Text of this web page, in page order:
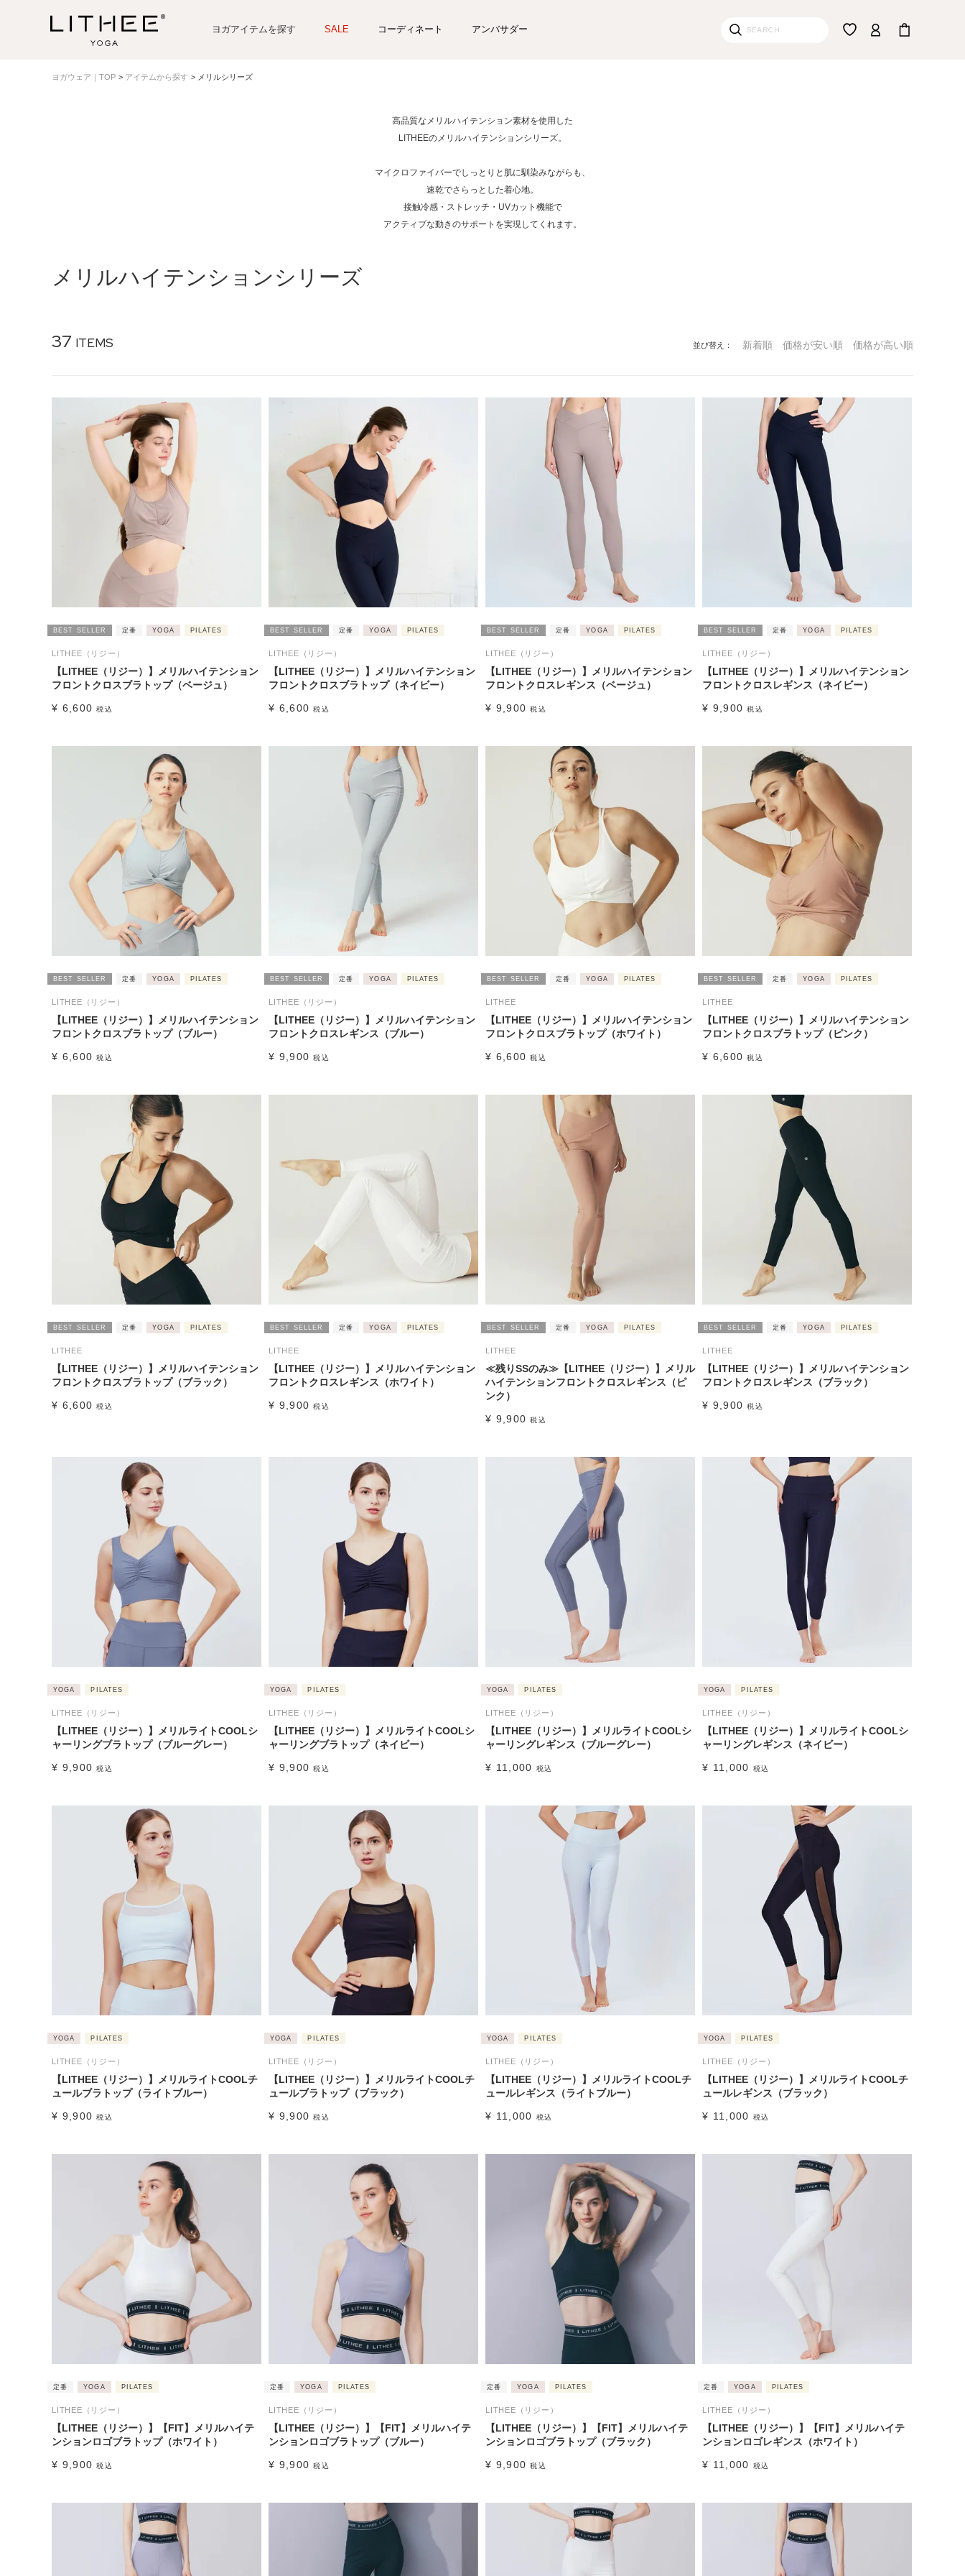
ヨガアイテムを探す SALE コーディネート アンバサダー
ヨガウェア｜TOP アイテムから探す メリルシリーズ
高品質なメリルハイテンション素材を使用した
LITHEEのメリルハイテンションシリーズ。
マイクロファイバーでしっとりと肌に馴染みながらも、
速乾でさらっとした着心地。
接触冷感・ストレッチ・UVカット機能で
アクティブな動きのサポートを実現してくれます。
メリルハイテンションシリーズ
並び替え 新着順 価格が安い順 価格が高い順
37
BEST SELLER 定番 YOGA PILATES
LITHEE（リジー）
【LITHEE（リジー）】メリルハイテンション
フロントクロスブラトップ（ベージュ）
¥ 6,600 税込
BEST SELLER 定番 YOGA PILATES
LITHEE（リジー）
【LITHEE（リジー）】メリルハイテンション
フロントクロスブラトップ（ネイビー）
¥ 6,600 税込
BEST SELLER 定番 YOGA PILATES
LITHEE（リジー）
【LITHEE（リジー）】メリルハイテンション
フロントクロスレギンス（ベージュ）
¥ 9,900 税込
BEST SELLER 定番 YOGA PILATES
LITHEE（リジー）
【LITHEE（リジー）】メリルハイテンション
フロントクロスレギンス（ネイビー）
¥ 9,900 税込
BEST SELLER 定番 YOGA PILATES
LITHEE（リジー）
【LITHEE（リジー）】メリルハイテンション
フロントクロスブラトップ（ブルー）
¥ 6,600 税込
BEST SELLER 定番 YOGA PILATES
LITHEE（リジー）
【LITHEE（リジー）】メリルハイテンション
フロントクロスレギンス（ブルー）
¥ 9,900 税込
BEST SELLER 定番 YOGA PILATES
LITHEE
【LITHEE（リジー）】メリルハイテンション
フロントクロスブラトップ（ホワイト）
¥ 6,600 税込
BEST SELLER 定番 YOGA PILATES
LITHEE
【LITHEE（リジー）】メリルハイテンション
フロントクロスブラトップ（ピンク）
¥ 6,600 税込
BEST SELLER 定番 YOGA PILATES
LITHEE
【LITHEE（リジー）】メリルハイテンション
フロントクロスブラトップ（ブラック）
¥ 6,600 税込
BEST SELLER 定番 YOGA PILATES
LITHEE
【LITHEE（リジー）】メリルハイテンション
フロントクロスレギンス（ホワイト）
¥ 9,900 税込
BEST SELLER 定番 YOGA PILATES
LITHEE
≪残りSSのみ≫【LITHEE（リジー）】メリル
ハイテンションフロントクロスレギンス（ピ
ンク）
¥ 9,900 税込
BEST SELLER 定番 YOGA PILATES
LITHEE
【LITHEE（リジー）】メリルハイテンション
フロントクロスレギンス（ブラック）
¥ 9,900 税込
YOGA PILATES
LITHEE（リジー）
【LITHEE（リジー）】メリルライトCOOLシ
ャーリングブラトップ（ブルーグレー）
¥ 9,900 税込
YOGA PILATES
LITHEE（リジー）
【LITHEE（リジー）】メリルライトCOOLシ
ャーリングブラトップ（ネイビー）
¥ 9,900 税込
YOGA PILATES
LITHEE（リジー）
【LITHEE（リジー）】メリルライトCOOLシ
ャーリングレギンス（ブルーグレー）
¥ 11,000 税込
YOGA PILATES
LITHEE（リジー）
【LITHEE（リジー）】メリルライトCOOLシ
ャーリングレギンス（ネイビー）
¥ 11,000 税込
YOGA PILATES
LITHEE（リジー）
【LITHEE（リジー）】メリルライトCOOLチ
ュールブラトップ（ライトブルー）
¥ 9,900 税込
YOGA PILATES
LITHEE（リジー）
【LITHEE（リジー）】メリルライトCOOLチ
ュールブラトップ（ブラック）
¥ 9,900 税込
YOGA PILATES
LITHEE（リジー）
【LITHEE（リジー）】メリルライトCOOLチ
ュールレギンス（ライトブルー）
¥ 11,000 税込
YOGA PILATES
LITHEE（リジー）
【LITHEE（リジー）】メリルライトCOOLチ
ュールレギンス（ブラック）
¥ 11,000 税込
定番 YOGA PILATES
LITHEE（リジー）
【LITHEE（リジー）】【FIT】メリルハイテ
ンションロゴブラトップ（ホワイト）
¥ 9,900 税込
定番 YOGA PILATES
LITHEE（リジー）
【LITHEE（リジー）】【FIT】メリルハイテ
ンションロゴブラトップ（ブルー）
¥ 9,900 税込
定番 YOGA PILATES
LITHEE（リジー）
【LITHEE（リジー）】【FIT】メリルハイテ
ンションロゴブラトップ（ブラック）
¥ 9,900 税込
定番 YOGA PILATES
LITHEE（リジー）
【LITHEE（リジー）】【FIT】メリルハイテ
ンションロゴレギンス（ホワイト）
¥ 11,000 税込